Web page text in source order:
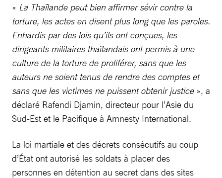
« La Thaïlande peut bien affirmer sévir contre la
torture, les actes en disent plus long que les paroles.
Enhardis par des lois qu’ils ont conçues, les
dirigeants militaires thaïlandais ont permis à une
culture de la torture de proliférer, sans que les
auteurs ne soient tenus de rendre des comptes et
sans que les victimes ne puissent obtenir justice», a
déclaré Rafendi Djamin, directeur pour l’Asie du
Sud-Est et le Pacifique à Amnesty International.
La loi martiale et des décrets consécutifs au coup
d’État ont autorisé les soldats à placer des
personnes en détention au secret dans des sites